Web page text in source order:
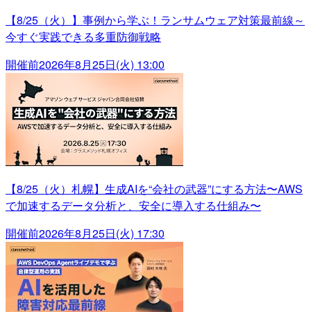
【8/25（火）】事例から学ぶ！ランサムウェア対策最前線～
今すぐ実践できる多重防御戦略
開催前2026年8月25日(火) 13:00
【8/25（火）札幌】生成AIを“会社の武器”にする方法〜AWS
で加速するデータ分析と、安全に導入する仕組み〜
開催前2026年8月25日(火) 17:30